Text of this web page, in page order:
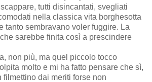
tutti disincantati, svegliati
nella classica vita borghesotta
tanto sembravano voler fuggire. La
sarebbe finita così a prescindere
non più, ma quel piccolo tocco
molto e mi ha fatto pensare che sì,
filmettino dai meriti forse non